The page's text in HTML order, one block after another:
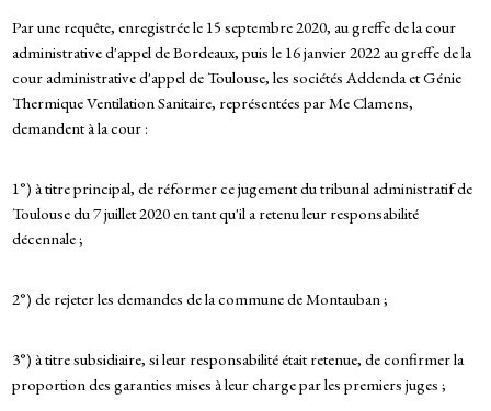
Par une requête, enregistrée le 15 septembre 2020, au greffe de la cour
administrative d'appel de Bordeaux, puis le 16 janvier 2022 au greffe de la
cour administrative d'appel de Toulouse, les sociétés Addenda et Génie
Thermique Ventilation Sanitaire, représentées par Me Clamens,
demandent à la cour :
1°) à titre principal, de réformer ce jugement du tribunal administratif de
Toulouse du 7 juillet 2020 en tant qu'il a retenu leur responsabilité
décennale ;
2°) de rejeter les demandes de la commune de Montauban ;
3°) à titre subsidiaire, si leur responsabilité était retenue, de confirmer la
proportion des garanties mises à leur charge par les premiers juges ;